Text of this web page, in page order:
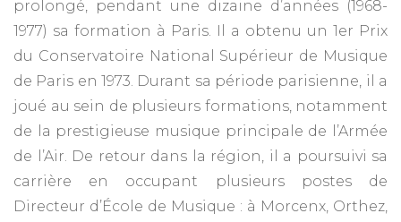
prolongé, pendant une dizaine d’années (1968-
1977) sa formation à Paris. Il a obtenu un 1er Prix
du Conservatoire National Supérieur de Musique
de Paris en 1973. Durant sa période parisienne, il a
joué au sein de plusieurs formations, notamment
de la prestigieuse musique principale de l’Armée
de l’Air. De retour dans la région, il a poursuivi sa
carrière en occupant plusieurs postes de
Directeur d’École de Musique : à Morcenx, Orthez,